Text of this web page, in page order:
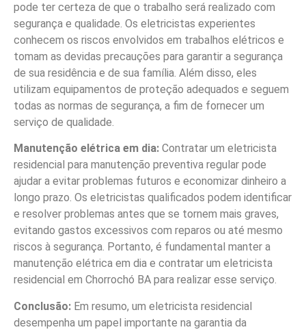
pode ter certeza de que o trabalho será realizado com
segurança e qualidade. Os eletricistas experientes
conhecem os riscos envolvidos em trabalhos elétricos e
tomam as devidas precauções para garantir a segurança
de sua residência e de sua família. Além disso, eles
utilizam equipamentos de proteção adequados e seguem
todas as normas de segurança, a fim de fornecer um
serviço de qualidade.
Manutenção elétrica em dia: Contratar um eletricista
residencial para manutenção preventiva regular pode
ajudar a evitar problemas futuros e economizar dinheiro a
longo prazo. Os eletricistas qualificados podem identificar
e resolver problemas antes que se tornem mais graves,
evitando gastos excessivos com reparos ou até mesmo
riscos à segurança. Portanto, é fundamental manter a
manutenção elétrica em dia e contratar um eletricista
residencial em Chorrochó BA para realizar esse serviço.
Conclusão: Em resumo, um eletricista residencial
desempenha um papel importante na garantia da